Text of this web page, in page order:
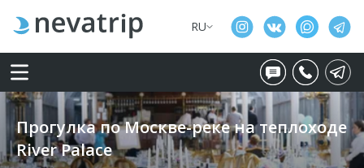
RU
Прогулка по Москве-реке на теплоходе
River Palace